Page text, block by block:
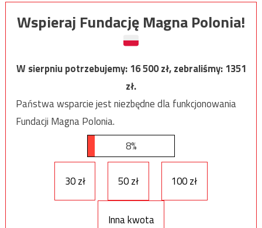
Wspieraj Fundację Magna Polonia!
W sierpniu potrzebujemy:16 500zł, zebraliśmy:1351
zł.
Państwa wsparcie jest niezbędne dla funkcjonowania
Fundacji Magna Polonia.
8%
30 zł 50 zł 100 zł
Inna kwota